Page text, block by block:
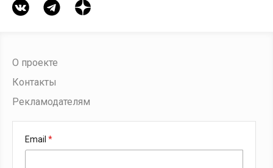
О проекте
Контакты
Рекламодателям
Email